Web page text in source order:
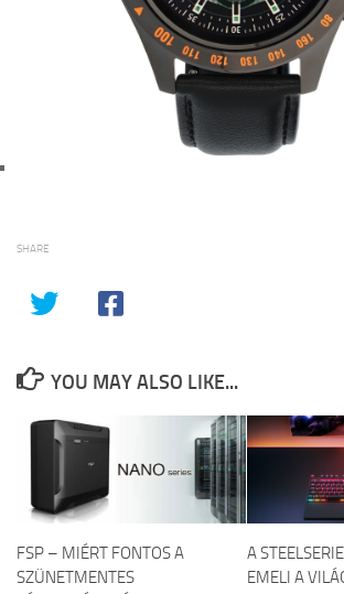
SHARE
YOU MAY ALSO LIKE...
FSP – MIÉRT FONTOS A
SZÜNETMENTES
A
EMELI A